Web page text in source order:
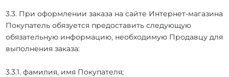
3.3. При оформлении заказа на сайте Интернет-магазина
Покупатель обязуется предоставить следующую
обязательную информацию, необходимую Продавцу для
выполнения заказа:
3.3.1. фамилия, имя Покупателя;